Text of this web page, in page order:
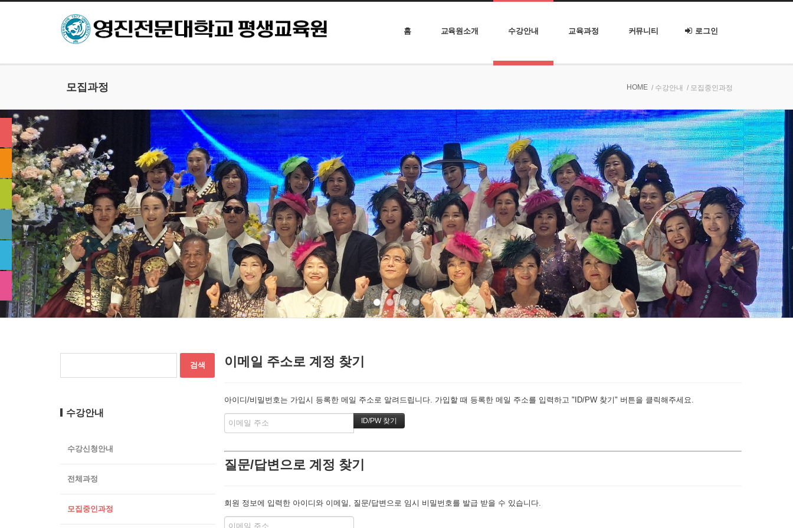
홈 교육원소개 수강안내 교육과정 커뮤니티 로그인
모집과정 HOME / 수강안내 / 모집중인과정
이메일 주소로 계정 찾기
아이디/비밀번호는 가입시 등록한 메일 주소로 알려드립니다. 가입할 때 등록한 메일 주소를 입력하고 "ID/PW 찾기" 버튼을 클릭해주세요.
질문/답변으로 계정 찾기
회원 정보에 입력한 아이디와 이메일, 질문/답변으로 임시 비밀번호를 발급 받을 수 있습니다.
수강안내
수강신청안내
전체과정
모집중인과정